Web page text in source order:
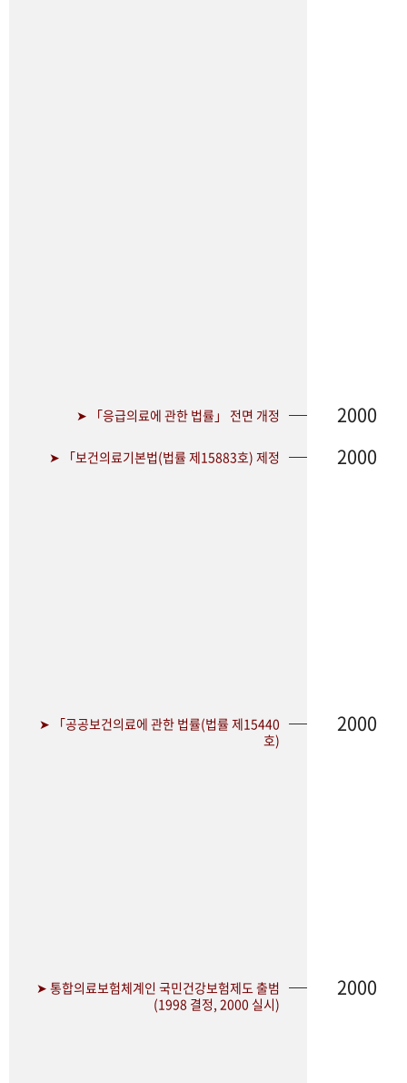
➤ 「응급의료에 관한 법률」 전면 개정 2000
➤ 「보건의료기본법(법률 제15883호) 제정 2000
➤ 「공공보건의료에 관한 법률(법률 제15440
호)
2000
➤ 통합의료보험체계인 국민건강보험제도 출범
(1998 결정, 2000 실시)
2000